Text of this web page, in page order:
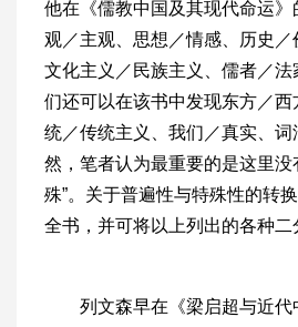
他在《儒教中国及其现代命运
观／主观、思想／情感、历史／
文化主义／民族主义、儒者／
们还可以在该书中发现东方／
统／传统主义、我们／真实、词
然，笔者认为最重要的是这里没
殊”。关于普遍性与特殊性的转
全书，并可将以上列出的各种二
列文森早在《梁启超与近代